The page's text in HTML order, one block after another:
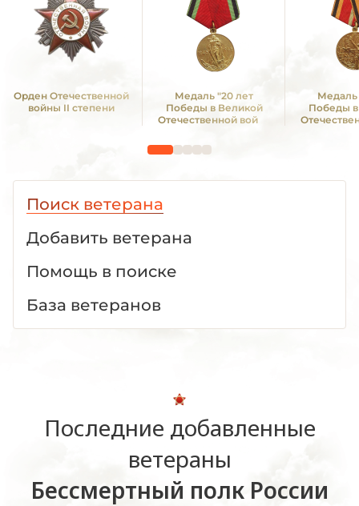
Орден Отечественной
войны II степени
Медаль "20 лет
Победы в Великой
Отечественной войне
Медаль
Победы
Поиск ветерана
Добавить ветерана
Помощь в поиске
База ветеранов
Последние добавленные
ветераны
Бессмертный полк России